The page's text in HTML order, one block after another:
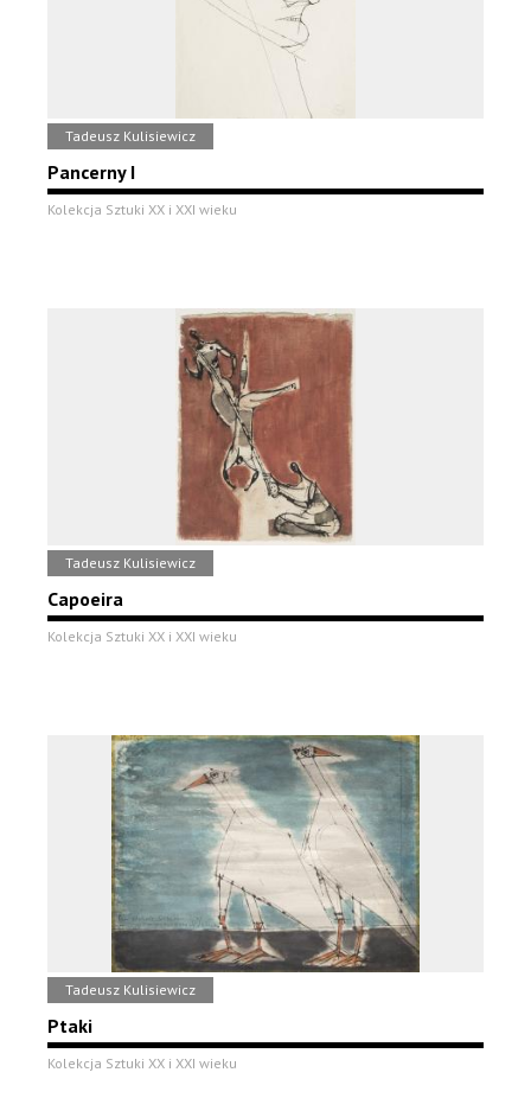
Tadeusz Kulisiewicz
Pancerny I
Kolekcja Sztuki XX i XXI wieku
Tadeusz Kulisiewicz
Capoeira
Kolekcja Sztuki XX i XXI wieku
Tadeusz Kulisiewicz
Ptaki
Kolekcja Sztuki XX i XXI wieku